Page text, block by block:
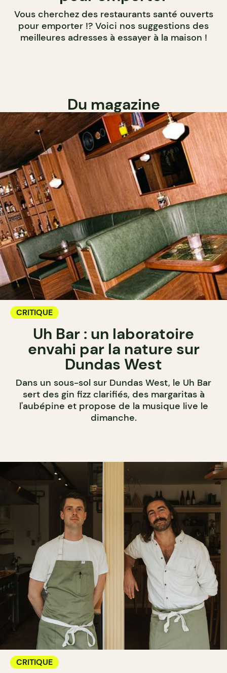
Vous cherchez des restaurants santé ouverts
pour emporter !? Voici nos suggestions des
meilleures adresses à essayer à la maison !
Du magazine
CRITIQUE
Uh Bar : un laboratoire
envahi par la nature sur
Dundas West
Dans un sous-sol sur Dundas West, le Uh Bar
sert des gin fizz clarifiés, des margaritas à
l'aubépine et propose de la musique live le
dimanche.
CRITIQUE